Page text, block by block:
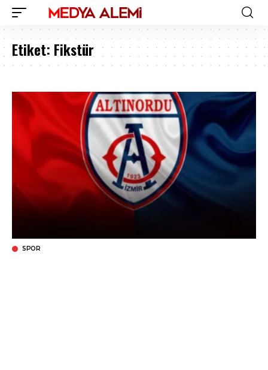
Etiket: Fikstür
SPOR